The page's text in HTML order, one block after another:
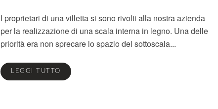
I proprietari di una villetta si sono rivolti alla nostra azienda
per la realizzazione di una scala interna in legno. Una delle
priorità era non sprecare lo spazio del sottoscala...
LEGGI TUTTO